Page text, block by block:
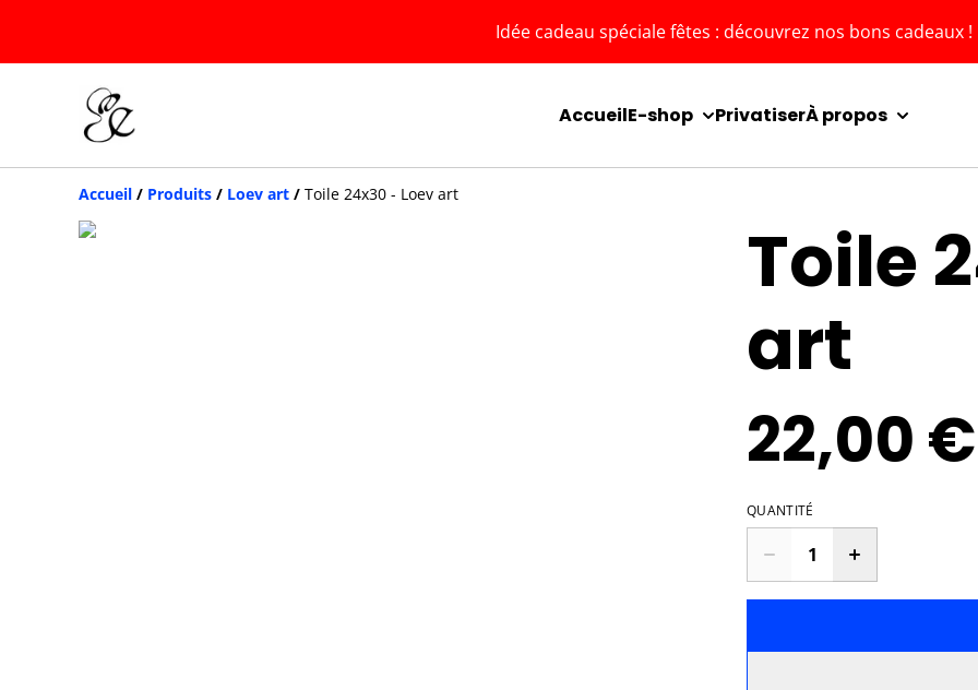
Idée cadeau spéciale fêtes : découvrez nos bons cadeaux !
AccueilE-shop PrivatiserÀ propos
Accueil / Produits / Loev art / Toile 24x30 - Loev art
Toile
art
22,00 €
QUANTITÉ